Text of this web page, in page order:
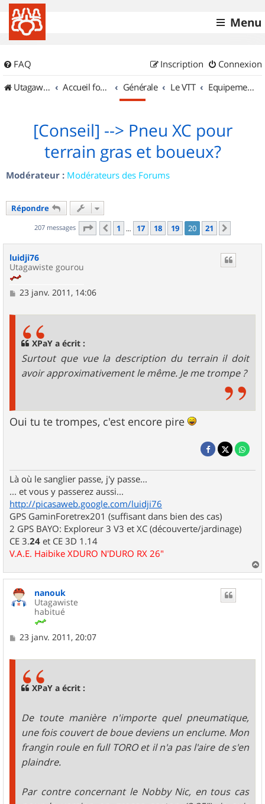
Menu
FAQ Connexion
Inscription
UtagawaVTT (Randos VTT et VTTAE avec traces GPS)
Accueil forum Générale Le VTT Equipements et Accessoires
[Conseil] --> Pneu XC pour
terrain gras et boueux?
Modérateur : Modérateurs des Forums
Répondre
207 messages Page 20 sur21
Précédent
1 … 17 18 19 20 21
luidji76
Utagawiste gourou
M
23 janv. 2011, 14:06
XPaY a écrit :
Surtout que vue la description du terrain il doit
avoir approximativement le même. Je me trompe ?
Oui tu te trompes, c'est encore pire
Là où le sanglier passe, j'y passe...
... et vous y passerez aussi...
http://picasaweb.google.com/luidji76
GPS GaminForetrex201 (suffisant dans bien des cas)
2 GPS BAYO: Exploreur 3 V3 et XC (découverte/jardinage)
CE 3.24 et CE 3D 1.14
V.A.E. Haibike XDURO N'DURO RX 26"
a
u
nanouk
Utagawiste
habitué
M
23 janv. 2011, 20:07
XPaY a écrit :
De toute manière n'importe quel pneumatique,
une fois couvert de boue deviens un enclume. Mon
frangin roule en full TORO et il n'a pas l'aire de s'en
plaindre.
Par contre concernant le Nobby Nic, en tous cas